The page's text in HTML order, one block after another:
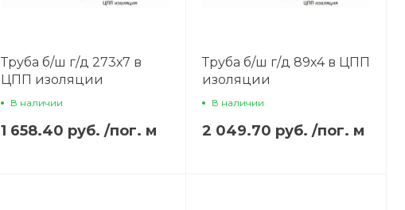
Труба б/ш г/д 273х7 в
ЦПП изоляции
В наличии
1 658.40 руб. /пог. м
Труба б/ш г/д 89х4 в ЦПП
изоляции
В наличии
2 049.70 руб. /пог. м